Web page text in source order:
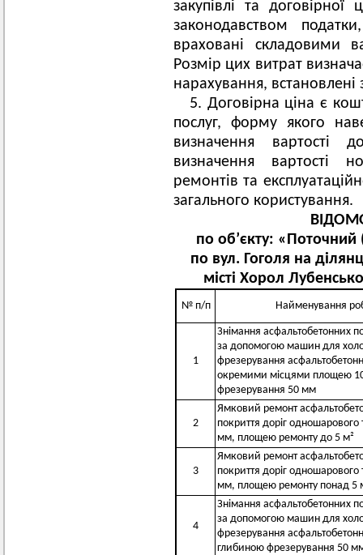
закупівлі та договірної
законодавством
враховані складовими
Розмір цих витрат
нарахування,
5. Договірна ціна є
послуг, форму якого
визначення вартості
визначення вартості
ремонтів та
загального користування.
по об’єкту:
по вул. Гоголя на
місті Хорол
№ п/п Найменування
1
Знімання асфальтобетонних
за допомогою машин для
фрезерування
окремими місцями площею
фрезерування 50 мм
2
Ямковий ремонт
покриття доріг
мм, площею ремонту до 5 м²
3
Ямковий ремонт
покриття доріг
мм, площею ремонту понад 5
4
Знімання асфальтобетонних
за допомогою машин для
фрезерування
глибиною фрезерування 50